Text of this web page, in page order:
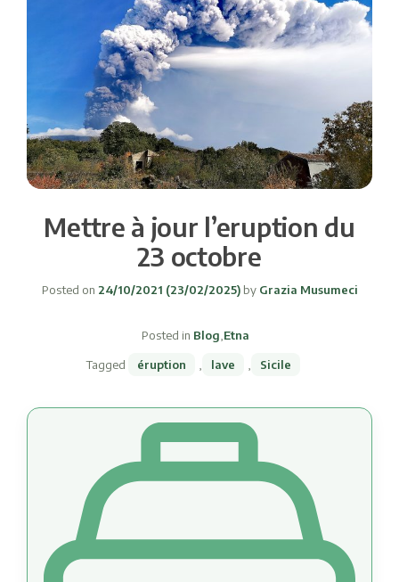
Mettre à jour l’eruption du
23 octobre
Posted on 24/10/2021 (23/02/2025) byGrazia Musumeci
Posted in Blog Etna
Tagged éruption lave Sicile